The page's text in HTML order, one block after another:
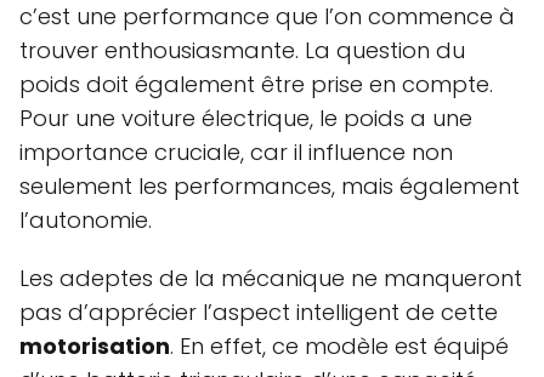
c’est une performance que l’on commence à
trouver enthousiasmante. La question du
poids doit également être prise en compte.
Pour une voiture électrique, le poids a une
importance cruciale, car il influence non
seulement les performances, mais également
l’autonomie.
Les adeptes de la mécanique ne manqueront
pas d’apprécier l’aspect intelligent de cette
motorisation. En effet, ce modèle est équipé